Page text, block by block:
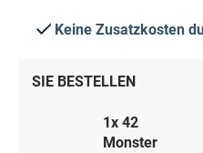
Keine Zusatzkosten
SIE BESTELLEN
1x 42
Monster